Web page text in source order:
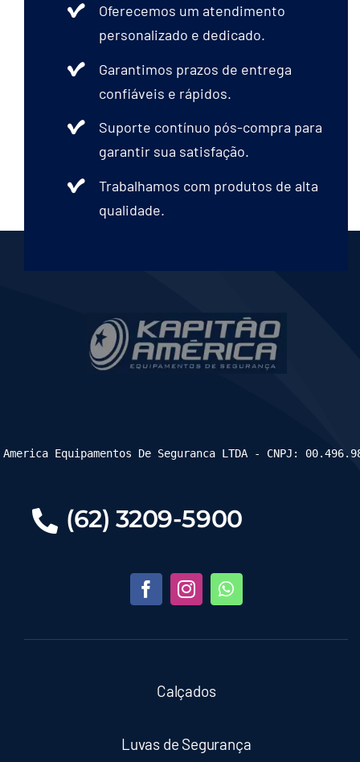
do
produto
Oferecemos um atendimento
personalizado e dedicado.
Garantimos prazos de entrega
confiáveis e rápidos.
Suporte contínuo pós-compra para
garantir sua satisfação.
Trabalhamos com produtos de alta
qualidade.
(62) 3209-5900
Calçados
Luvas de Segurança
Equipamentos De Seguranca LTDA - CNPJ: